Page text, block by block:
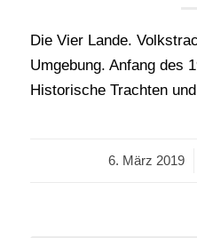
Die Vier Lande.
Umgebung. Anfang des
Historische Trachten
6. März 2019
/